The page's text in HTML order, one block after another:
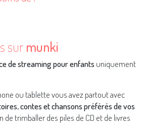
sur munki
de streaming pour enfants uniquement
ou tablette vous avez partout avec
contes et chansons préférés de vos
de trimballer des piles de CD et de livres